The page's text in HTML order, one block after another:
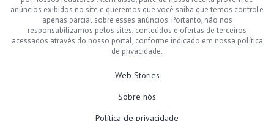
anúncios exibidos no site e queremos que você saiba que temos controle
apenas parcial sobre esses anúncios. Portanto, não nos
responsabilizamos pelos sites, conteúdos e ofertas de terceiros
acessados através do nosso portal, conforme indicado em nossa política
de privacidade.
Web Stories
Sobre nós
Política de privacidade